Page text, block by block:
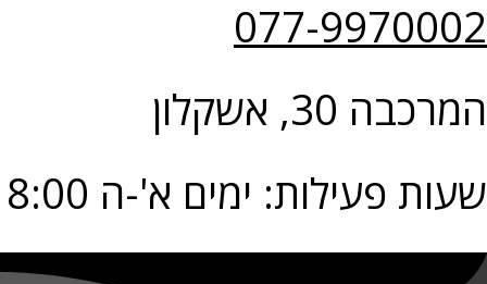
077-9970002
המרכבה 30, אשקלון
שעות פעילות: ימים א'-ה 9:00-18:00 יום ו' 9:00-14:00